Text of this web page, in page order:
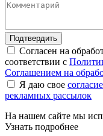
Подтвердить
Согласен на
соответствии с
Соглашением на
Я даю свое
рекламных рассылок
На нашем сайте мы
Узнать подробнее